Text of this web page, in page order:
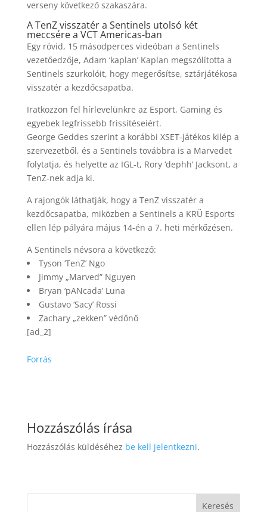
verseny következő szakaszára.
A TenZ visszatér a Sentinels utolsó két
meccsére a VCT Americas-ban
Egy rövid, 15 másodperces videóban a Sentinels
vezetőedzője, Adam ‘kaplan’ Kaplan megszólította a
Sentinels szurkolóit, hogy megerősítse, sztárjátékosa
visszatér a kezdőcsapatba.
Iratkozzon fel hírlevelünkre az Esport, Gaming és
egyebek legfrissebb frissítéseiért.
George Geddes szerint a korábbi XSET-játékos kilép a
szervezetből, és a Sentinels továbbra is a Marvedet
folytatja, és helyette az IGL-t, Rory ‘dephh’ Jacksont, a
TenZ-nek adja ki.
A rajongók láthatják, hogy a TenZ visszatér a
kezdőcsapatba, miközben a Sentinels a KRÜ Esports
ellen lép pályára május 14-én a 7. heti mérkőzésen.
A Sentinels névsora a következő:
Tyson ‘TenZ’ Ngo
Jimmy „Marved” Nguyen
Bryan ‘pANcada’ Luna
Gustavo ‘Sacy’ Rossi
Zachary „zekken” védőnő
[ad_2]
Forrás
Hozzászólás írása
Hozzászólás küldéséhez be kell jelentkezni.
Keresés